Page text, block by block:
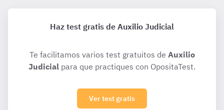
Haz test gratis de Auxilio Judicial
Te facilitamos varios test gratuitos de Auxilio
Judicial para que practiques con OpositaTest.
Ver test gratis